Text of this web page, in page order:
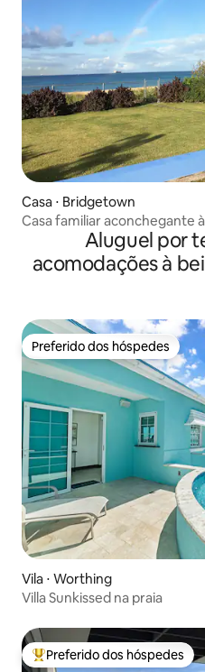
Casa ⋅ Bridgetown
Casa familiar aconchegante
Aluguel por
acomodações à
Preferido dos hóspedes
Preferido dos hóspedes
Vila ⋅ Worthing
Villa Sunkissed na praia
Entre os melhores preferidos
Preferido dos hóspedes